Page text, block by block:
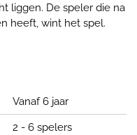
liggen. De speler die na
heeft, wint het spel.
Vanaf 6 jaar
2 - 6 spelers